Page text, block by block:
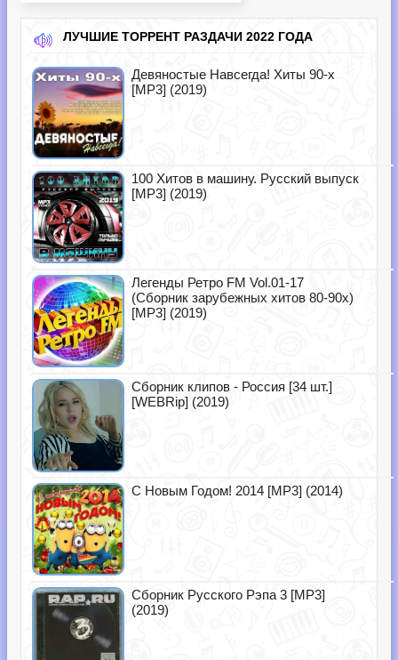
ЛУЧШИЕ ТОРРЕНТ РАЗДАЧИ 2022 ГОДА
Девяностые Навсегда! Хиты 90-х
[MP3] (2019)
100 Хитов в машину. Русский выпуск
[MP3] (2019)
Легенды Ретро FM Vol.01-17
(Сборник зарубежных хитов 80-90х)
[MP3] (2019)
Сборник клипов - Россия [34 шт.]
[WEBRip] (2019)
С Новым Годом! 2014 [MP3] (2014)
Сборник Русского Рэпа 3 [MP3]
(2019)